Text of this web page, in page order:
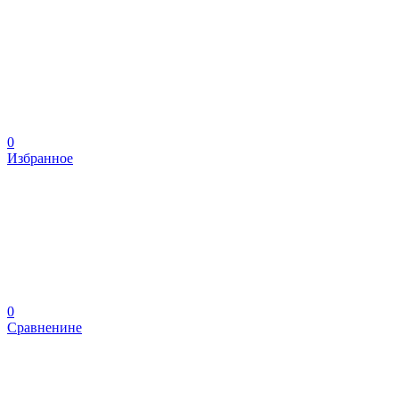
0
Избранное
0
Сравненине